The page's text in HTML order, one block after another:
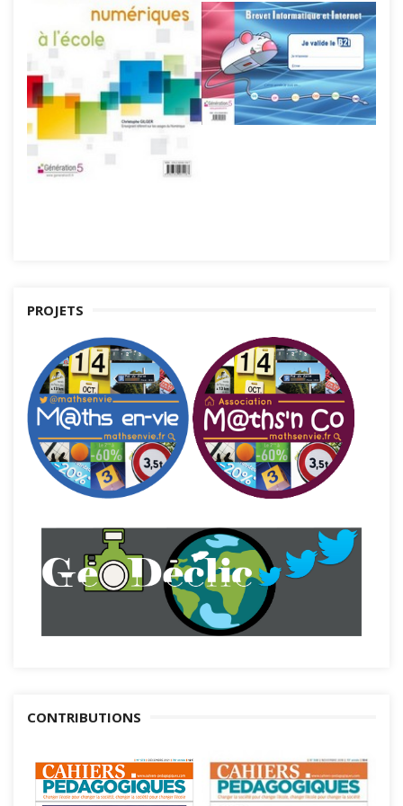
PROJETS
CONTRIBUTIONS